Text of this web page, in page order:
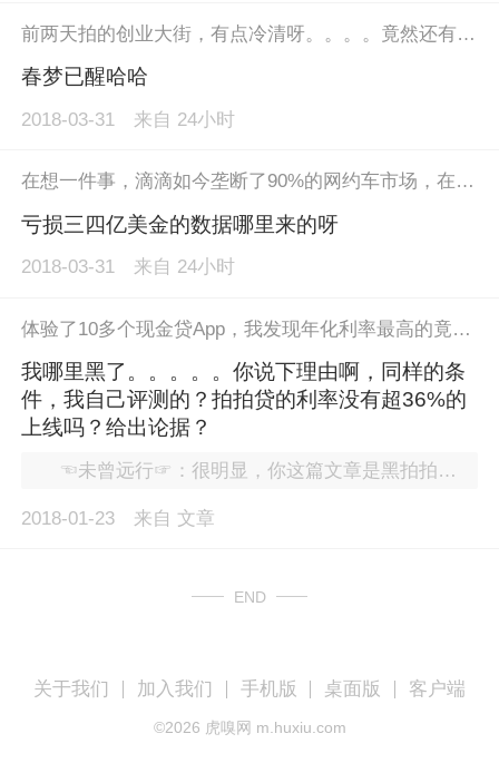
前两天拍的创业大街，有点冷清呀。。。。竟然还有并购咖啡，但空空荡荡，就一两个人
春梦已醒哈哈
2018-03-31 来自 24小时
在想一件事，滴滴如今垄断了90%的网约车市场，在各界都在说滴滴打车贵、抽成多的背景下，去年还亏损了3~4亿美元。那么美团、高德和滴答三家杀入这个市场，而且明确打着更便宜和不抽成的口号，烧这个市场的意义何在？
亏损三四亿美金的数据哪里来的呀
2018-03-31 来自 24小时
体验了10多个现金贷App，我发现年化利率最高的竟然是......
我哪里黑了。。。。。你说下理由啊，同样的条
件，我自己评测的？拍拍贷的利率没有超36%的
上线吗？给出论据？
☜未曾远行☞：很明显，你这篇文章是黑拍拍贷的，调查太不充分了 避重就轻
2018-01-23 来自 文章
END
关于我们 加入我们 手机版 桌面版 客户端
©2026 虎嗅网 m.huxiu.com